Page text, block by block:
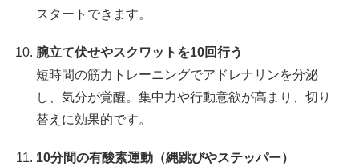
スタートできます。
腕立て伏せやスクワットを10回行う
短時間の筋力トレーニングでアドレナリンを分泌
し、気分が覚醒。集中力や行動意欲が高まり、切り
替えに効果的です。
10分間の有酸素運動（縄跳びやステッパー）